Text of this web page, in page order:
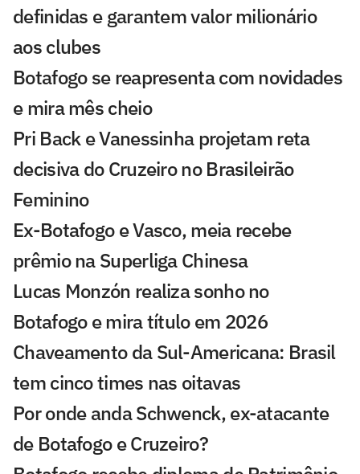
definidas e garantem valor milionário
aos clubes
Botafogo se reapresenta com novidades
e mira mês cheio
Pri Back e Vanessinha projetam reta
decisiva do Cruzeiro no Brasileirão
Feminino
Ex-Botafogo e Vasco, meia recebe
prêmio na Superliga Chinesa
Lucas Monzón realiza sonho no
Botafogo e mira título em 2026
Chaveamento da Sul-Americana: Brasil
tem cinco times nas oitavas
Por onde anda Schwenck, ex-atacante
de Botafogo e Cruzeiro?